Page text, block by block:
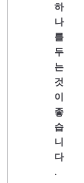
하
나
를
두
는
것
이
좋
습
니
다
.